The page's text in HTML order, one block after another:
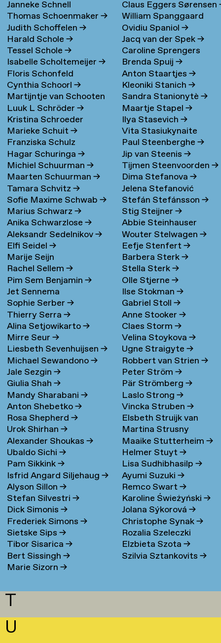
Schneevoigt→
Janneke Schnell
Thomas Schoenmaker→
Judith Schoffelen→
Harald Schole→
Tessel Schole→
Isabelle Scholtemeijer→
Floris Schonfeld
Cynthia Schoorl→
Martijntje van Schooten
→
Luuk L Schröder→
Kristina Schroeder
Marieke Schuit→
Franziska Schulz
Hagar Schuringa→
Michiel Schuurman→
Maarten Schuurman→
Tamara Schvitz→
Sofie Maxime Schwab→
Marius Schwarz→
Anika Schwarzlose→
Aleksandr Sedelnikov→
Elfi Seidel→
Marije Seijn
Rachel Sellem→
Pim Sem Benjamin→
Jet Sennema
Sophie Serber→
Thierry Serra→
Alina Setjowikarto→
Mirre Seur→
Liesbeth Sevenhuijsen→
Michael Sewandono→
Jale Sezgin→
Giulia Shah→
Mandy Sharabani→
Anton Shebetko→
Rosa Shepherd→
Urok Shirhan→
Alexander Shoukas→
Ubaldo Sichi→
Pam Sikkink→
Isfrid Angard Siljehaug→
Alyson Sillon→
Stefan Silvestri→
Dick Simonis→
Frederiek Simons→
Sietske Sips→
Tibor Sisarica→
Bert Sissingh→
Marie Sizorn→
→
Claus Eggers Sørensen
William Spanggaard
Nielsen→
Ovidiu Spaniol→
Jacq van der Spek→
Caroline Sprengers
Brenda Spuij→
Anton Staartjes→
Kleoniki Stanich→
Sandra Stanionytè→
Maartje Stapel→
Ilya Stasevich→
Vita Stasiukynaite
Paul Steenberghe→
Jip van Steenis→
Tijmen Steenvoorden→
Dima Stefanova→
Jelena Stefanović
Stefán Stefánsson→
Stig Steijner→
Abbie Steinhauser
Wouter Stelwagen→
Eefje Stenfert→
Barbera Sterk→
Stella Sterk→
Olle Stjerne→
Ilse Stokman→
Gabriel Stoll→
Anne Stooker→
Claes Storm→
Velina Stoykova→
Ugne Straigyte→
Robbert van Strien→
Peter Ström→
Pär Strömberg→
Laslo Strong→
Vincka Struben→
Elsbeth Struijk van
Bergen→
Martina Strusny
Maaike Stutterheim→
Helmer Stuyt→
Lisa Sudhibhasilp→
Ayumi Suzuki→
Remco Swart→
Karoline Świeżyński→
Jolana Sýkorová→
Christophe Synak→
Rozalia Szeleczki
Elzbieta Szota→
Szilvia Sztankovits→
T
U